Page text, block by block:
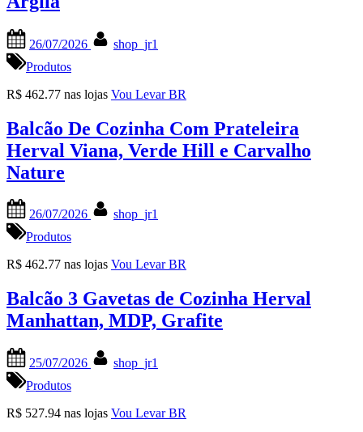
on
26/07/2026
shop_jr1
Produtos
R$ 462.77 nas lojas Vou Levar BR
Balcão De Cozinha Com Prateleira
Herval Viana, Verde Hill e Carvalho
Nature
on
26/07/2026
shop_jr1
Produtos
R$ 462.77 nas lojas Vou Levar BR
Balcão 3 Gavetas de Cozinha Herval
Manhattan, MDP, Grafite
on
25/07/2026
shop_jr1
Produtos
R$ 527.94 nas lojas Vou Levar BR